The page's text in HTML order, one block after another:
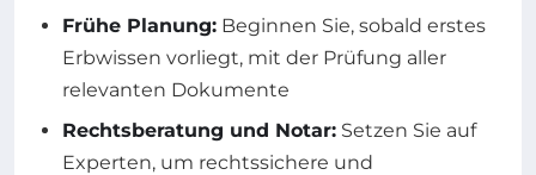
Frühe Planung: Beginnen Sie, sobald erstes
Erbwissen vorliegt, mit der Prüfung aller
relevanten Dokumente
Rechtsberatung und Notar: Setzen Sie auf
Experten, um rechtssichere und